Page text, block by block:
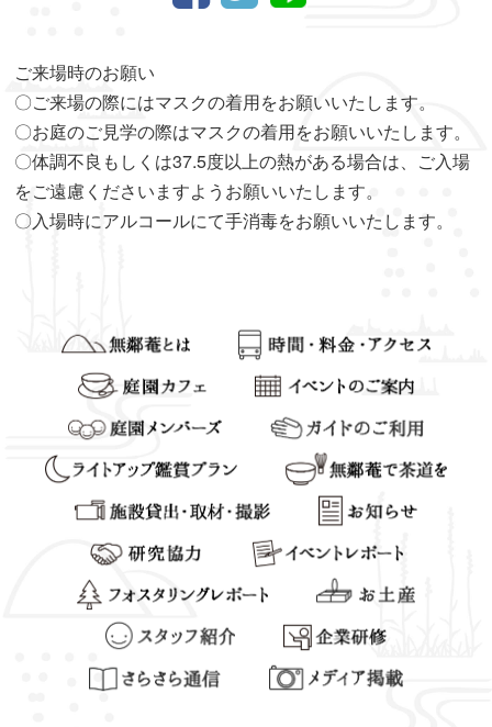
ご来場時のお願い
〇ご来場の際にはマスクの着用をお願いいたします。
〇お庭のご見学の際はマスクの着用をお願いいたします。
〇体調不良もしくは37.5度以上の熱がある場合は、ご入場
をご遠慮くださいますようお願いいたします。
〇入場時にアルコールにて手消毒をお願いいたします。